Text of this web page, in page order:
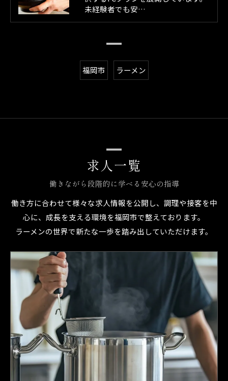
未経験者でも安…
福岡市 ラーメン
働きながら段階的に学べる安心の指導
求人一覧
働き方に合わせて様々な求人情報を公開し、調理や接客を中
心に、成長を支える環境を福岡市で整えております。
ラーメンの世界で新たな一歩を踏み出していただけます。